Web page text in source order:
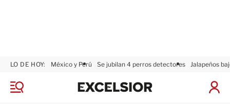
M
LO DE HOY: México y Perú Se jubilan 4 perros detectores Jalapeños
I
x